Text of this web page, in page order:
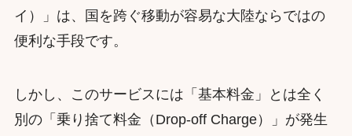
イ）」は、国を跨ぐ移動が容易な大陸ならではの
便利な手段です。
しかし、このサービスには「基本料金」とは全く
別の「乗り捨て料金（Drop-off Charge）」が発生